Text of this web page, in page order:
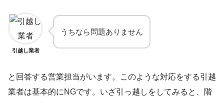
引越し業者
うちなら問題ありません
と回答する営業担当がいます。このような対応をする引越
業者は基本的にNGです。いざ引っ越しをしてみると、階